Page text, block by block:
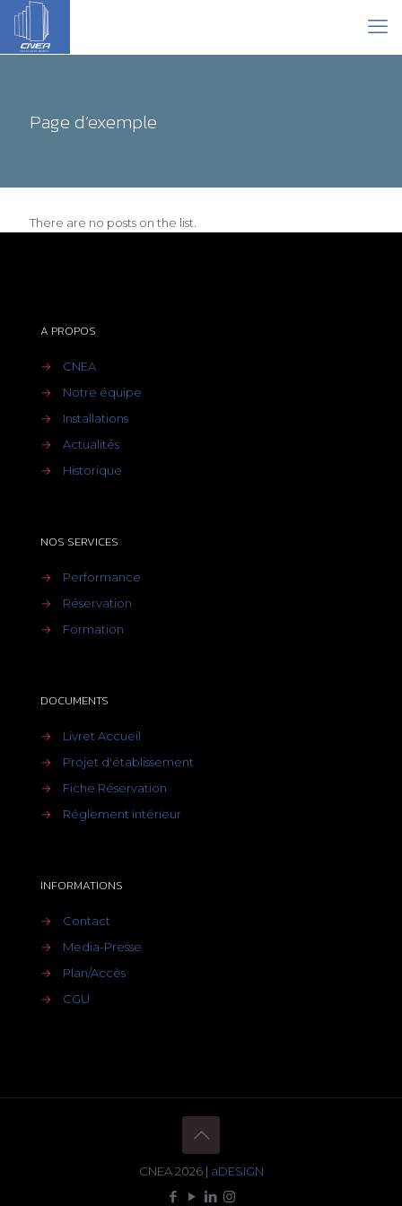
Page d’exemple
There are no posts on the list.
A PROPOS
→
CNEA
→
Notre équipe
→
Installations
→
Actualités
→
Historique
NOS SERVICES
→
Performance
→
Réservation
→
Formation
DOCUMENTS
→
Livret Accueil
→
Projet d'établissement
→
Fiche Réservation
→
Réglement intérieur
INFORMATIONS
→
Contact
→
Media-Presse
→
Plan/Accès
→
CGU
CNEA 2026 | aDESIGN